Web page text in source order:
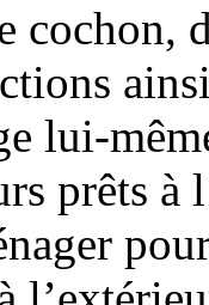
cochon,
lui-
prêts à